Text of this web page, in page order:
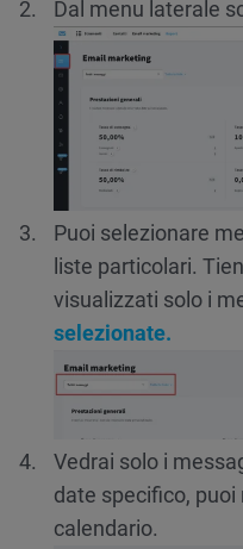
Dal menu laterale
Puoi selezionare
liste particolari.
visualizzati solo i
selezionate.
Vedrai solo i
date specifico, puoi
calendario.